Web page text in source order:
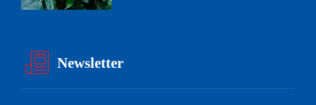
Newsletter